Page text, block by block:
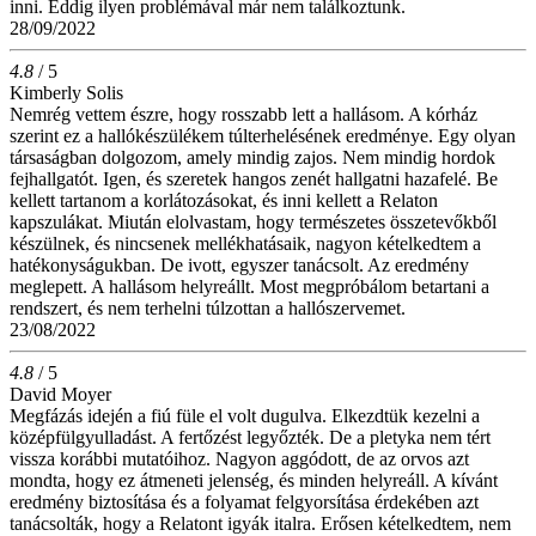
inni. Eddig ilyen problémával már nem találkoztunk.
28/09/2022
4.8 / 5
Kimberly Solis
Nemrég vettem észre, hogy rosszabb lett a hallásom. A kórház
szerint ez a hallókészülékem túlterhelésének eredménye. Egy olyan
társaságban dolgozom, amely mindig zajos. Nem mindig hordok
fejhallgatót. Igen, és szeretek hangos zenét hallgatni hazafelé. Be
kellett tartanom a korlátozásokat, és inni kellett a Relaton
kapszulákat. Miután elolvastam, hogy természetes összetevőkből
készülnek, és nincsenek mellékhatásaik, nagyon kételkedtem a
hatékonyságukban. De ivott, egyszer tanácsolt. Az eredmény
meglepett. A hallásom helyreállt. Most megpróbálom betartani a
rendszert, és nem terhelni túlzottan a hallószervemet.
23/08/2022
4.8 / 5
David Moyer
Megfázás idején a fiú füle el volt dugulva. Elkezdtük kezelni a
középfülgyulladást. A fertőzést legyőzték. De a pletyka nem tért
vissza korábbi mutatóihoz. Nagyon aggódott, de az orvos azt
mondta, hogy ez átmeneti jelenség, és minden helyreáll. A kívánt
eredmény biztosítása és a folyamat felgyorsítása érdekében azt
tanácsolták, hogy a Relatont igyák italra. Erősen kételkedtem, nem